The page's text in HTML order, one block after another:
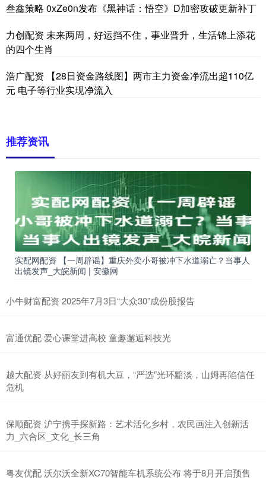
叁鑫策略 0xZe0n发布《黑神话：悟空》D加密攻破更新补丁
力创配资 未来两周，好运挡不住，事业晋升，生活锦上添花
的四个生肖
浩广配资 【28日资金路线图】两市主力资金净流出超110亿
元 电子等行业实现净流入
推荐资讯
实配网配资 【一周辟谣】重庆外卖小哥被冲下水道溺亡？当事人
出镜发声_大皖新闻 | 安徽网
小牛财富配资 2025年7月3日“大众30”成份股报告
富通优配 爱心课堂进高校 童趣邂逅科技光
越大配资 从好丽友到有机大豆，“严选”光环黯淡，山姆再陷信任
危机
保顺配资 沪宁携手探新路：艺术活化乡村，农民画注入创新活
力_六合区_文化_长三角
粤友优配 沃尔沃全新XC70智能车机系统公布 将于8月开启预售